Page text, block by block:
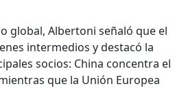
global, Albertoni señaló que el
intermedios y destacó la
socios: China concentra el
que la Unión Europea